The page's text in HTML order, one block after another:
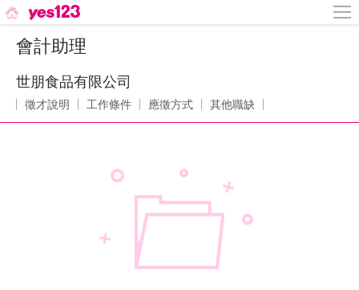
會計助理
世朋食品有限公司
徵才說明 工作條件 應徵方式 其他職缺